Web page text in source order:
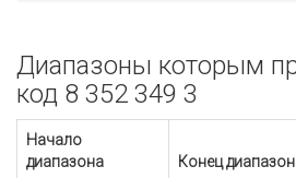
Диапазоны которым
код 8 352 349 3
Начало
диапазона
Конец